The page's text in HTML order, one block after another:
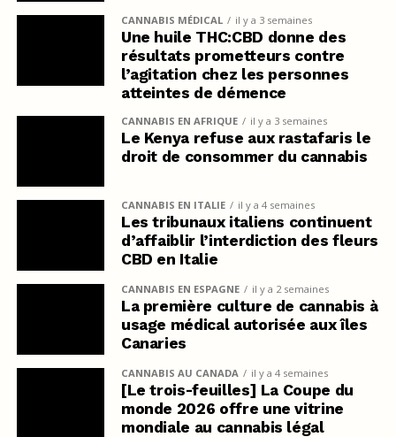
CANNABIS MÉDICAL il y a 3 semaines
Une huile THC:CBD donne des
résultats prometteurs contre
l’agitation chez les personnes
atteintes de démence
CANNABIS EN AFRIQUE il y a 3 semaines
Le Kenya refuse aux rastafaris le
droit de consommer du cannabis
CANNABIS EN ITALIE il y a 4 semaines
Les tribunaux italiens continuent
d’affaiblir l’interdiction des fleurs
CBD en Italie
CANNABIS EN ESPAGNE il y a 2 semaines
La première culture de cannabis à
usage médical autorisée aux îles
Canaries
CANNABIS AU CANADA il y a 4 semaines
[Le trois-feuilles] La Coupe du
monde 2026 offre une vitrine
mondiale au cannabis légal